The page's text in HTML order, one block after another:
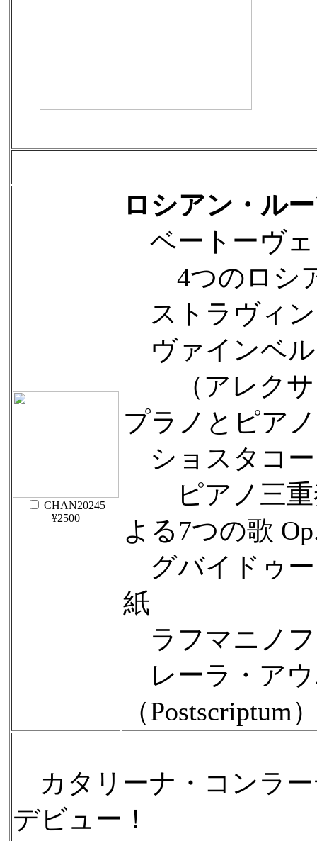
CHAN20245
¥2500
ロシアン・ル
ベートーヴェ
4つのロシア
ストラヴィン
ヴァインベル
（アレクサ
プラノとピア
ショスタコ
ピアノ三重
よる7つの歌
グバイドゥー
紙
ラフマニノフ
レーラ・アウ
（Postscriptum
カタリーナ・コンラー
デビュー！